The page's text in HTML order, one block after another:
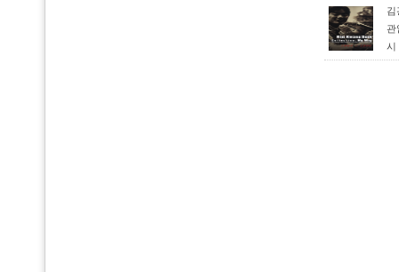
김
관
시
정